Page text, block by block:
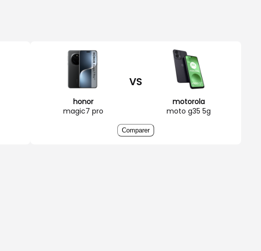
honor
magic7 pro
VS
motorola
moto g35 5g
Comparer